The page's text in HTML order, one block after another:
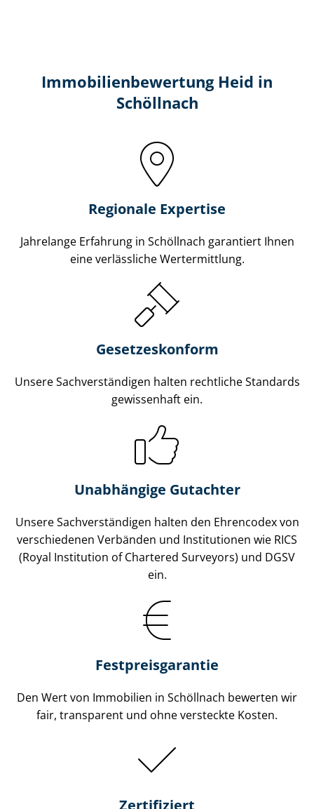
Immobilien­bewertung Heid in
Schöllnach
Regionale Expertise
Jahrelange Erfahrung in Schöllnach garantiert Ihnen
eine verlässliche Wertermittlung.
Gesetzes­konform
Unsere Sach­ver­stän­di­gen halten rechtliche Standards
gewissenhaft ein.
Unabhängige Gutachter
Unsere Sach­ver­stän­di­gen halten den Ehrencodex von
verschiedenen Verbänden und Institutionen wie RICS
(Royal Institution of Chartered Surveyors) und DGSV
ein.
Festpreis​garantie
Den Wert von Immobilien in Schöllnach bewerten wir
fair, transparent und ohne versteckte Kosten.
Zertifiziert